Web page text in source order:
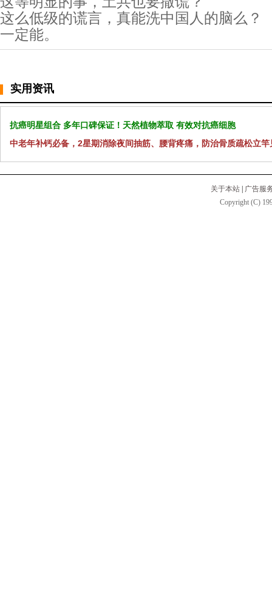
这么低级的谎言，真能洗中国人的脑么？
一定能。
实用资讯
抗癌明星组合 多年口碑保证！天然植物萃取 有效对抗癌细胞
中老年补钙必备，2星期消除夜间抽筋、腰背疼痛，防治骨质疏松立竿
关于本站
广告服
Copyright (C)